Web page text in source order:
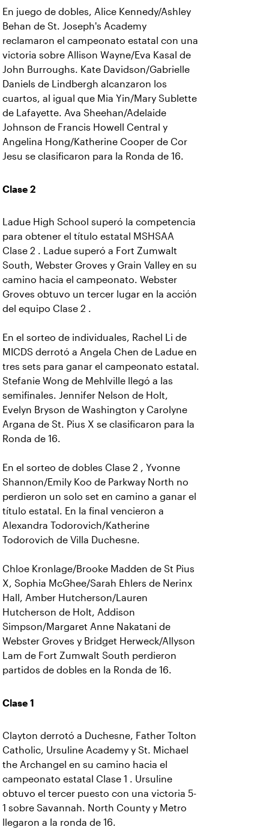
En juego de dobles, Alice Kennedy/Ashley
Behan de St. Joseph's Academy
reclamaron el campeonato estatal con una
victoria sobre Allison Wayne/Eva Kasal de
John Burroughs. Kate Davidson/Gabrielle
Daniels de Lindbergh alcanzaron los
cuartos, al igual que Mia Yin/Mary Sublette
de Lafayette. Ava Sheehan/Adelaide
Johnson de Francis Howell Central y
Angelina Hong/Katherine Cooper de Cor
Jesu se clasificaron para la Ronda de 16.
Clase 2
Ladue High School superó la competencia
para obtener el título estatal MSHSAA
Clase 2 . Ladue superó a Fort Zumwalt
South, Webster Groves y Grain Valley en su
camino hacia el campeonato. Webster
Groves obtuvo un tercer lugar en la acción
del equipo Clase 2 .
En el sorteo de individuales, Rachel Li de
MICDS derrotó a Angela Chen de Ladue en
tres sets para ganar el campeonato estatal.
Stefanie Wong de Mehlville llegó a las
semifinales. Jennifer Nelson de Holt,
Evelyn Bryson de Washington y Carolyne
Argana de St. Pius X se clasificaron para la
Ronda de 16.
En el sorteo de dobles Clase 2 , Yvonne
Shannon/Emily Koo de Parkway North no
perdieron un solo set en camino a ganar el
título estatal. En la final vencieron a
Alexandra Todorovich/Katherine
Todorovich de Villa Duchesne.
Chloe Kronlage/Brooke Madden de St Pius
X, Sophia McGhee/Sarah Ehlers de Nerinx
Hall, Amber Hutcherson/Lauren
Hutcherson de Holt, Addison
Simpson/Margaret Anne Nakatani de
Webster Groves y Bridget Herweck/Allyson
Lam de Fort Zumwalt South perdieron
partidos de dobles en la Ronda de 16.
Clase 1
Clayton derrotó a Duchesne, Father Tolton
Catholic, Ursuline Academy y St. Michael
the Archangel en su camino hacia el
campeonato estatal Clase 1 . Ursuline
obtuvo el tercer puesto con una victoria 5-
1 sobre Savannah. North County y Metro
llegaron a la ronda de 16.